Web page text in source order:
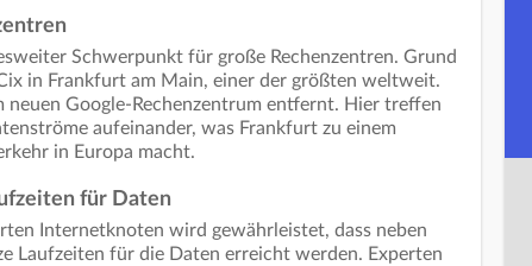
Schwerpunkt für große Rechenzentren. Grund
in Frankfurt am Main, einer der größten weltweit.
neuen Google-Rechenzentrum entfernt. Hier treffen
aufeinander, was Frankfurt zu einem
in Europa macht.
für Daten
Internetknoten wird gewährleistet, dass neben
Laufzeiten für die Daten erreicht werden. Experten